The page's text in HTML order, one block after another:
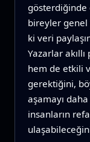
gösterdiğinde
bireyler
ki veri
Yazarlar
hem de etkili
gerektiğini,
aşamayı
insanların